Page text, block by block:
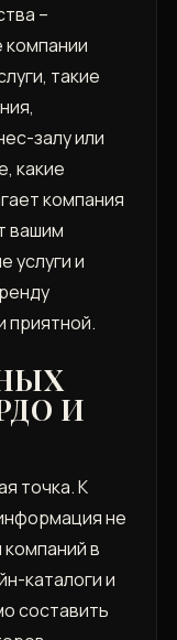
–
такие
залу или
какие
компания
вашим
услуги и
приятной.
И
точка. К
не
в
каталоги и
составить